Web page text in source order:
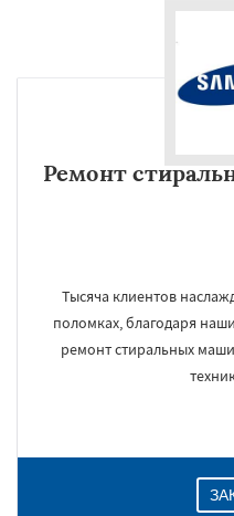
Ремонт
Тысяча клиентов
поломках, благодаря
ремонт стиральных